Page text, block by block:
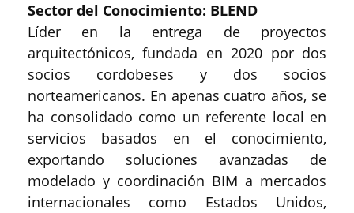
Sector del Conocimiento: BLEND
Líder en la entrega de proyectos
arquitectónicos, fundada en 2020 por dos
socios cordobeses y dos socios
norteamericanos. En apenas cuatro años, se
ha consolidado como un referente local en
servicios basados en el conocimiento,
exportando soluciones avanzadas de
modelado y coordinación BIM a mercados
internacionales como Estados Unidos,